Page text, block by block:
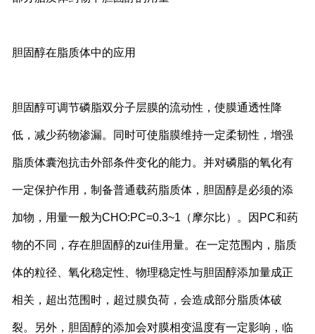
胆固醇在脂质体中的应用
胆固醇可调节磷脂双分子层膜的流动性，使膜通透性降
低，减少药物渗漏。同时可使脂膜维持一定柔韧性，增强
脂质体囊泡抗击外部条件变化的能力。并对磷脂的氧化有
一定保护作用，制备普通载药脂质体，胆固醇是必须的添
加物，用量一般为CHO:PC=0.3~1（摩尔比）。因PC和药
物的不同，存在胆固醇的zui佳用量。在一定范围内，脂质
体的粒径、氧化稳定性、物理稳定性与胆固醇添加量成正
相关，超出范围时，超过膜负荷，会造成部分脂质体破
裂。另外，胆固醇的添加会对膜相变温度有一定影响，临